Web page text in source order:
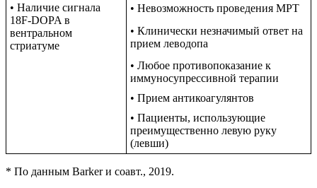
• Наличие сигнала
18F-DOPA в
вентральном
стриатуме
• Невозможность проведения МРТ
• Клинически незначимый ответ на
прием леводопа
• Любое противопоказание к
иммуносупрессивной терапии
• Прием антикоагулянтов
• Пациенты, использующие
преимущественно левую руку
(левши)
* По данным Barker и соавт., 2019.